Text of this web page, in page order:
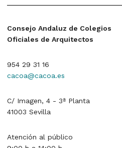
Consejo Andaluz de Colegios
Oficiales de Arquitectos
954 29 31 16
cacoa@cacoa.es
C/ Imagen, 4 - 3ª Planta
41003 Sevilla
Atención al público